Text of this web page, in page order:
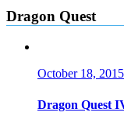
Dragon Quest
October 18, 2015
Dragon Quest